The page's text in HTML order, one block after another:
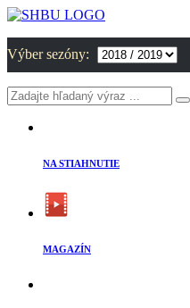
Výber sezóny:
NA STIAHNUTIE
MAGAZÍN